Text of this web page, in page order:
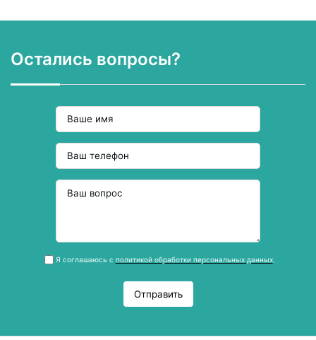
Остались вопросы?
Я соглашаюсь с политикой обработки персональных данных.
Отправить